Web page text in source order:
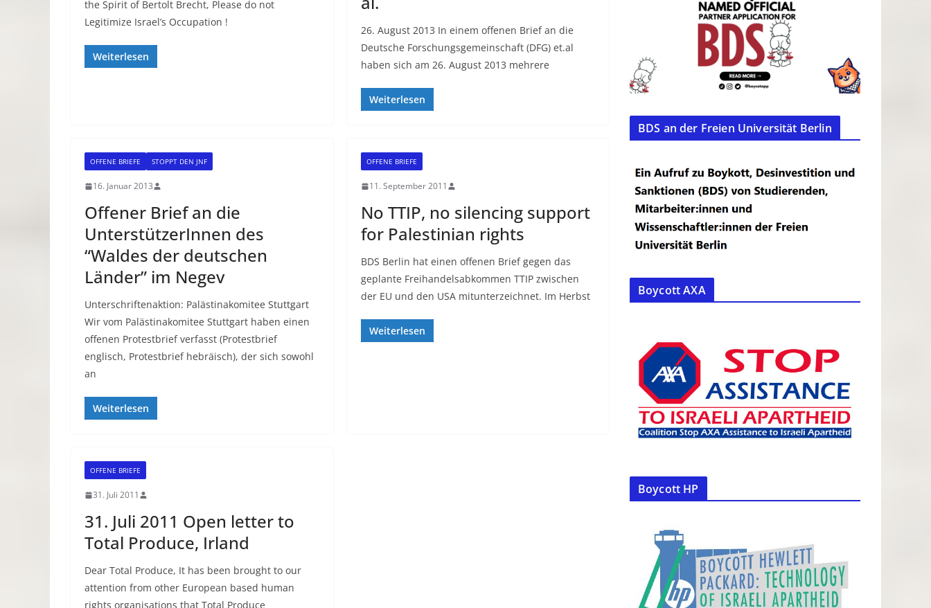
the Spirit of Bertolt Brecht, Please do not
Legitimize Israel’s Occupation !
Weiterlesen
26. August 2013 In einem offenen Brief an die
Deutsche Forschungsgemeinschaft (DFG) et.al
haben sich am 26. August 2013 mehrere
Weiterlesen
OFFENE BRIEFE STOPPT DEN JNF
16. Januar 2013
Offener Brief an die
UnterstützerInnen des
“Waldes der deutschen
Länder” im Negev
Unterschriftenaktion: Palästinakomitee Stuttgart
Wir vom Palästinakomitee Stuttgart haben einen
offenen Protestbrief verfasst (Protestbrief
englisch, Protestbrief hebräisch), der sich sowohl
an
Weiterlesen
OFFENE BRIEFE
11. September 2011
No TTIP, no silencing support
for Palestinian rights
BDS Berlin hat einen offenen Brief gegen das
geplante Freihandelsabkommen TTIP zwischen
der EU und den USA mitunterzeichnet. Im Herbst
Weiterlesen
OFFENE BRIEFE
31. Juli 2011
31. Juli 2011 Open letter to
Total Produce, Irland
Dear Total Produce, It has been brought to our
attention from other European based human
rights organisations that Total Produce
BDS an der Freien Universität Berlin
Boycott AXA
Boycott HP